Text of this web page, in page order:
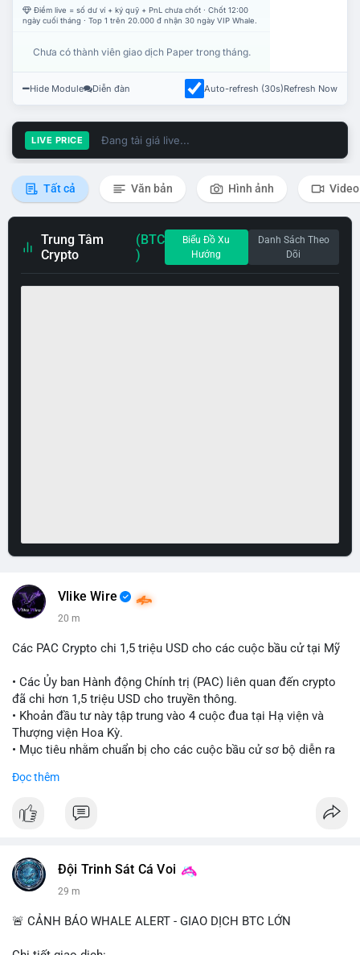
Điểm live = số dư ví + ký quỹ + PnL chưa chốt · Chốt 12:00
ngày cuối tháng · Top 1 trên 20.000 đ nhận 30 ngày VIP Whale.
Chưa có thành viên giao dịch Paper trong tháng.
Hide Module Diễn đàn Auto-refresh (30s)Refresh Now
LIVE PRICE Đang tải giá live...
Tất cả Văn bản Hình ảnh Video
Trung Tâm
Crypto
(BTC
)
Biểu Đồ Xu
Hướng
Danh Sách Theo
Dõi
Vlike Wire
20 m
Các PAC Crypto chi 1,5 triệu USD cho các cuộc bầu cử tại Mỹ
• Các Ủy ban Hành động Chính trị (PAC) liên quan đến crypto
đã chi hơn 1,5 triệu USD cho truyền thông.
• Khoản đầu tư này tập trung vào 4 cuộc đua tại Hạ viện và
Thượng viện Hoa Kỳ.
• Mục tiêu nhằm chuẩn bị cho các cuộc bầu cử sơ bộ diễn ra
#vlikevn #titanbot
Đọc thêm
Đội Trinh Sát Cá Voi
29 m
🚨 CẢNH BÁO WHALE ALERT - GIAO DỊCH BTC LỚN